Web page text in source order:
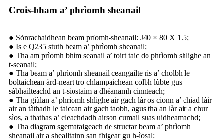
Crois-bham a’ phrìomh sheanail
● Sònrachaidhean beam prìomh-sheanail: J40 × 80 X 1.5;
● Is e Q235 stuth beam a’ phrìomh sheanail;
● Tha am prìomh bhìm seanail a’ toirt taic do phrìomh shlighe an
t-seanail;
● Tha beam a’ phrìomh sheanail ceangailte ris a’ cholbh le
boltaichean àrd-neart tro chlampaichean colbh lùbte gus
sàbhailteachd an t-siostaim a dhèanamh cinnteach;
● Tha giùlan a’ phrìomh shlighe air gach làr os cionn a’ chiad làir
air an tàthadh le taicean air gach taobh, agus tha an làr air a chur
sìos, a thathas a’ cleachdadh airson cumail suas uidheamachd;
● Tha diagram sgemataigeach de structar beam a’ phrìomh
sheanail air a shealltainn san fhigear gu h-ìosal: